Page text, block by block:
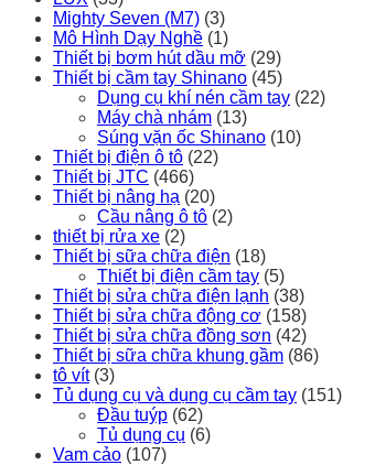
Mighty Seven (M7) (3)
Mô Hình Dạy Nghề (1)
Thiết bị bơm hút dầu mỡ (29)
Thiết bị cầm tay Shinano (45)
Dụng cụ khí nén cầm tay (22)
Máy chà nhám (13)
Súng vặn ốc Shinano (10)
Thiết bị điện ô tô (22)
Thiết bị JTC (466)
Thiết bị nâng hạ (20)
Cầu nâng ô tô (2)
thiết bị rửa xe (2)
Thiết bị sữa chữa điện (18)
Thiết bị điện cầm tay (5)
Thiết bị sửa chữa điện lạnh (38)
Thiết bị sửa chữa động cơ (158)
Thiết bị sửa chữa đồng sơn (42)
Thiết bị sữa chữa khung gầm (86)
tô vít (3)
Tủ dụng cụ và dụng cụ cầm tay (151)
Đầu tuýp (62)
Tủ dụng cụ (6)
Vam cảo (107)